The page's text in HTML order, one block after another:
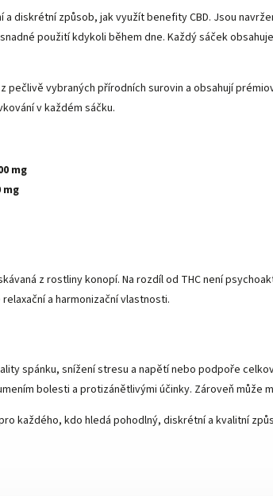
a diskrétní způsob, jak využít benefity CBD. Jsou
použití kdykoli během dne. Každý sáček
pečlivě vybraných přírodních surovin a obsahují
v každém sáčku.
mg
mg
z rostliny konopí. Na rozdíl od THC není
a harmonizační vlastnosti.
spánku, snížení stresu a napětí nebo podpoře
bolesti a protizánětlivými účinky. Zároveň může
každého, kdo hledá pohodlný, diskrétní a kvalitní